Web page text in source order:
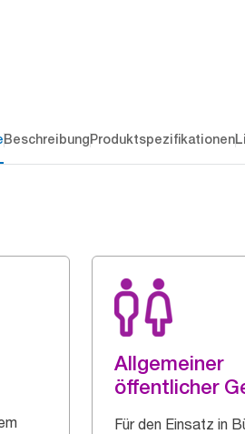
BeschreibungProduktspezifikationen
Allgemeiner
öffentlicher
Für den Einsatz in